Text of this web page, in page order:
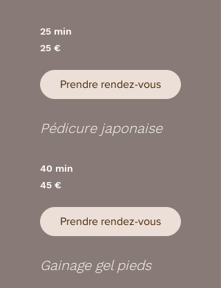
25 min
euros
25 €
Prendre rendez-vous
Pédicure japonaise
40 min
euros
45 €
Prendre rendez-vous
Gainage gel pieds